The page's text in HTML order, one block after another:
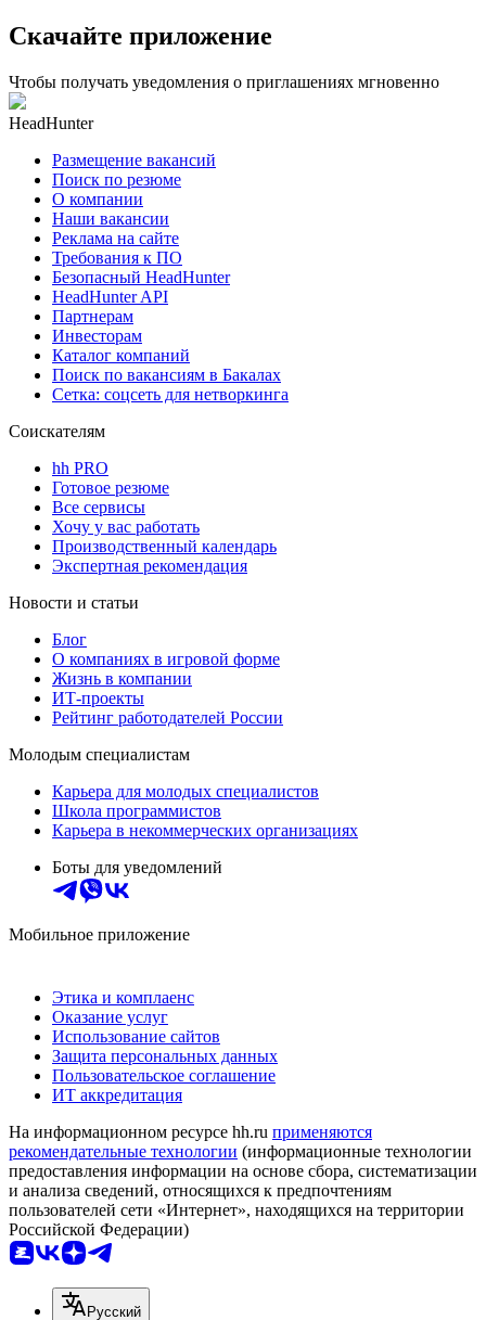
Скачайте приложение
Чтобы получать уведомления о приглашениях мгновенно
HeadHunter
Размещение вакансий
Поиск по резюме
О компании
Наши вакансии
Реклама на сайте
Требования к ПО
Безопасный HeadHunter
HeadHunter API
Партнерам
Инвесторам
Каталог компаний
Поиск по вакансиям в Бакалах
Сетка: соцсеть для нетворкинга
Соискателям
hh PRO
Готовое резюме
Все сервисы
Хочу у вас работать
Производственный календарь
Экспертная рекомендация
Новости и статьи
Блог
О компаниях в игровой форме
Жизнь в компании
ИТ-проекты
Рейтинг работодателей России
Молодым специалистам
Карьера для молодых специалистов
Школа программистов
Карьера в некоммерческих организациях
Боты для уведомлений
Мобильное приложение
Этика и комплаенс
Оказание услуг
Использование сайтов
Защита персональных данных
Пользовательское соглашение
ИТ аккредитация
На информационном ресурсе hh.ru применяются
рекомендательные технологии (информационные технологии
предоставления информации на основе сбора, систематизации
и анализа сведений, относящихся к предпочтениям
пользователей сети «Интернет», находящихся на территории
Российской Федерации)
Русский